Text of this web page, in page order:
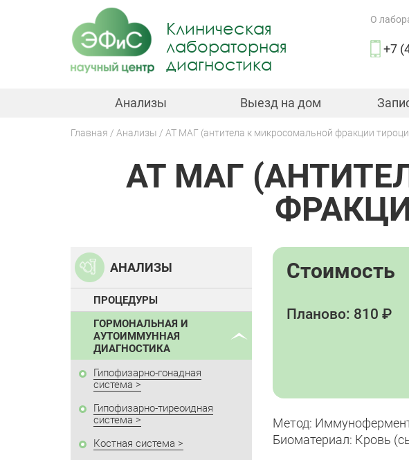
Клиническая
лабораторная
диагностика
О
+7
Анализы Выезд на дом
Главная Анализы АТ МАГ (антитела к микросомальной фракции
АТ МАГ
АНАЛИЗЫ
ПРОЦЕДУРЫ
ГОРМОНАЛЬНАЯ И
АУТОИММУННАЯ
ДИАГНОСТИКА
Гипофизарно-гонадная
система
Гипофизарно-тиреоидная
система
Костная система
Стоимость
Планово: 810 ₽
Метод:
Биоматериал: Кровь